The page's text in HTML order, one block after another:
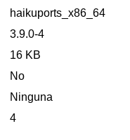
haikuports_x86_64
3.9.0-4
16 KB
No
Ninguna
4